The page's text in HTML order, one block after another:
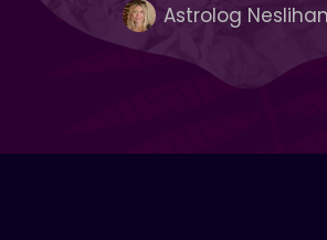
Astrolog